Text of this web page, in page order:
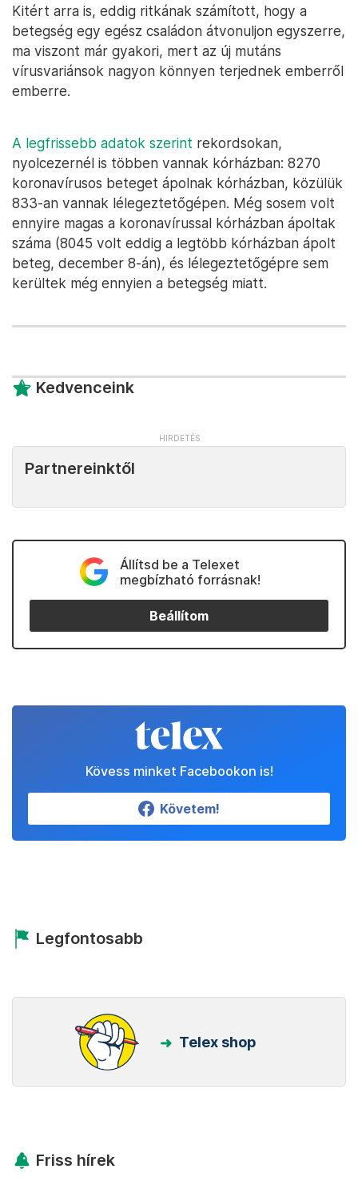
Kitért arra is, eddig ritkának számított, hogy a
betegség egy egész családon átvonuljon egyszerre,
ma viszont már gyakori, mert az új mutáns
vírusvariánsok nagyon könnyen terjednek emberről
emberre.
A legfrissebb adatok szerint rekordsokan,
nyolcezernél is többen vannak kórházban: 8270
koronavírusos beteget ápolnak kórházban, közülük
833-an vannak lélegeztetőgépen. Még sosem volt
ennyire magas a koronavírussal kórházban ápoltak
száma (8045 volt eddig a legtöbb kórházban ápolt
beteg, december 8-án), és lélegeztetőgépre sem
kerültek még ennyien a betegség miatt.
Kedvenceink
Partnereinktől
Állítsd be a Telexet
megbízható forrásnak!
Beállítom
Kövess minket Facebookon is!
Követem!
Legfontosabb
Telex shop
Friss hírek